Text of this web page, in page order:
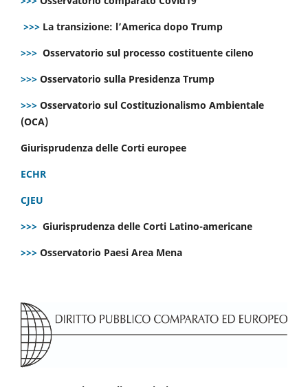
>>> La transizione: l’America dopo Trump
>>> Osservatorio sul processo costituente cileno
>>> Osservatorio sulla Presidenza Trump
>>> Osservatorio sul Costituzionalismo Ambientale
(OCA)
Giurisprudenza delle Corti europee
ECHR
CJEU
>>> Giurisprudenza delle Corti Latino-americane
>>> Osservatorio Paesi Area Mena